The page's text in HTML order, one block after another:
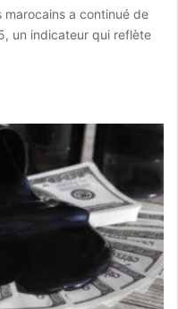
marocains a continué de
un indicateur qui reflète